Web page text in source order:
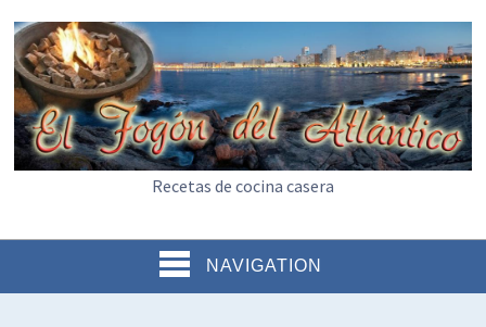
Recetas de cocina casera
NAVIGATION